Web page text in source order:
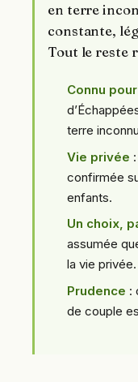
en terre
constante,
Tout le reste
Connu
terre
Vie privée
confirmée
enfants.
Un choix,
assumée
la vie privée.
Prudence :
de couple